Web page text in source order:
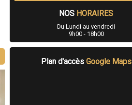
NOS HORAIRES
Du Lundi au vendredi
9h00 - 18h00
Plan d'accès Google Maps